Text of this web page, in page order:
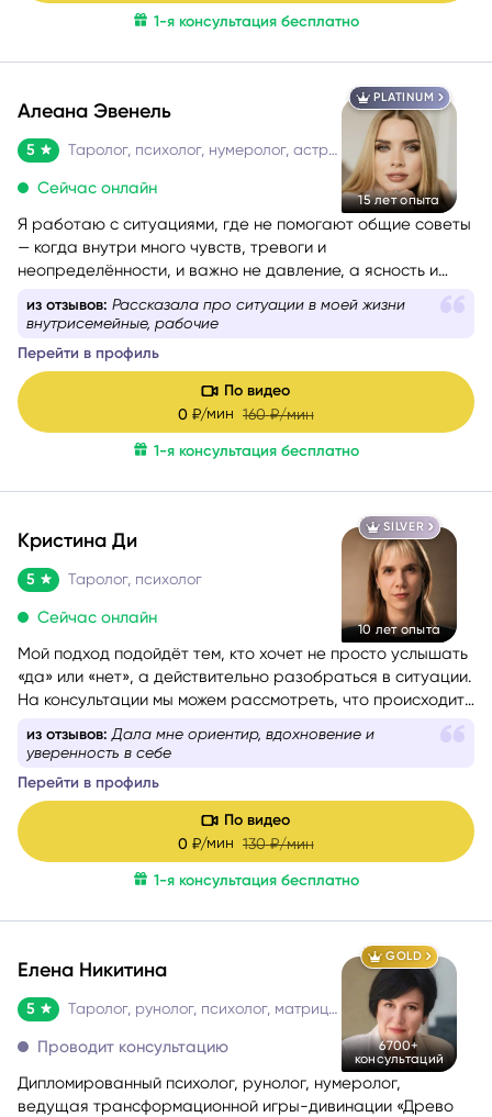
1-я консультация бесплатно
PLATINUM
15 лет опыта
Алеана Эвенель
5 Таролог, психолог, нумеролог, астролог
Сейчас онлайн
Я работаю с ситуациями, где не помогают общие советы
— когда внутри много чувств, тревоги и
неопределённости, и важно не давление, а ясность и
опора. Моя задача — мягко помочь разобраться и пройти
этот этап спокойно и устойчиво.
из отзывов: Рассказала про ситуации в моей жизни
внутрисемейные, рабочие
Перейти в профиль
По видео
0 ₽/мин 160 ₽/мин
1-я консультация бесплатно
SILVER
10 лет опыта
Кристина Ди
5 Таролог, психолог
Сейчас онлайн
Мой подход подойдёт тем, кто хочет не просто услышать
«да» или «нет», а действительно разобраться в ситуации.
На консультации мы можем рассмотреть, что происходит
каковы намерения и чувства других людей, какие
какой путь может быть наиболее благоприятным именно
для вас.
из отзывов: Дала мне ориентир, вдохновение и
уверенность в себе
Перейти в профиль
По видео
0 ₽/мин 130 ₽/мин
1-я консультация бесплатно
GOLD
6700+
консультаций
Елена Никитина
5 Таролог, рунолог, психолог, матрица судьбы
Проводит консультацию
Дипломированный психолог, рунолог, нумеролог,
ведущая трансформационной игры-дивинации «Древо